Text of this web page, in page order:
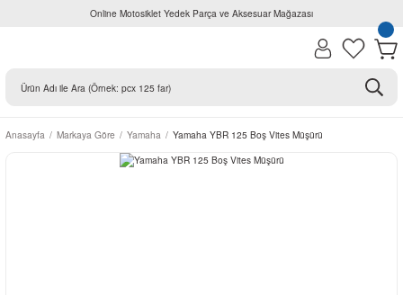
Online Motosiklet Yedek Parça ve Aksesuar Mağazası
Anasayfa Markaya Göre Yamaha Yamaha YBR 125 Boş Vites Müşürü